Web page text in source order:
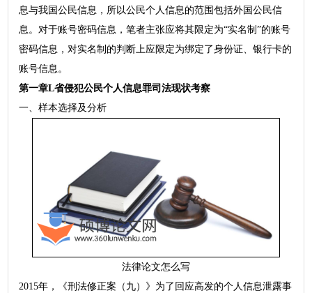
息与我国公民信息，所以公民个人信息的范围包括外国公民信
息。对于账号密码信息，笔者主张应将其限定为“实名制”的账号
密码信息，对实名制的判断上应限定为绑定了身份证、银行卡的
账号信息。
第一章L省侵犯公民个人信息罪司法现状考察
一、样本选择及分析
法律论文怎么写
2015年，《刑法修正案（九）》为了回应高发的个人信息泄露事